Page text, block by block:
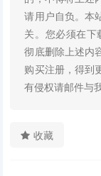
请用户自负。本
关。您必须在下
彻底删除上述内
购买注册，得到
有侵权请邮件与
收藏